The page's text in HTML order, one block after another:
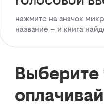
нажмите на значок
название – и книга
Выберите